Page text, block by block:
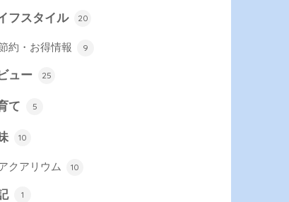
フスタイル 20
約・お得情報 9
ュー 25
て 5
10
クアリウム 10
1